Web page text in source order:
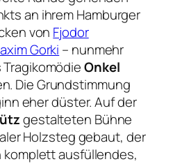
an ihrem Hamburger
von Fjodor
Gorki – nunmehr
Onkel
Die Grundstimmung
eher düster. Auf der
gestalteten Bühne
Holzsteg gebaut, der
komplett ausfüllendes,